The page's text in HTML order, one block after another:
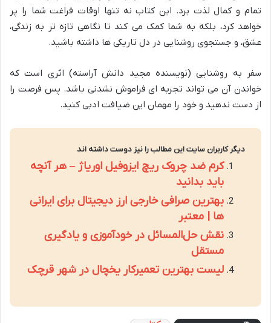
تمام و کمال لذت برد. این کتاب نه تنها اوقات فراغت شما را پر
خواهد کرد، بلکه به شما کمک می کند تا نگاهی تازه تر به زندگی،
عشق، و جستجوی روشنایی در دل تاریکی ها داشته باشید.
سفر به روشنایی (نویسنده مجید دانش آراسته) اثری است که
خواندن آن می تواند تجربه ای فراموش نشدنی باشد. پس فرصت را
از دست ندهید و خود را مهمان این ضیافت ادبی کنید.
دیگر کاربران سایت این مطالب را نیز دوست داشته اند
کرم ضد چروک ریچ ایزوفیل اوریاژ – هر آنچه
باید بدانید
بهترین صرافی خارجی ارز دیجیتال برای ایرانی
ها | معتبر
نقش حل‌المسائل در خودآموزی و یادگیری
مستقل
لیست بهترین تعمیرکار یخچال در شهر قرچک